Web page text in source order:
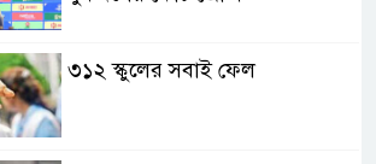
৩১২ স্কুলের সবাই ফেল